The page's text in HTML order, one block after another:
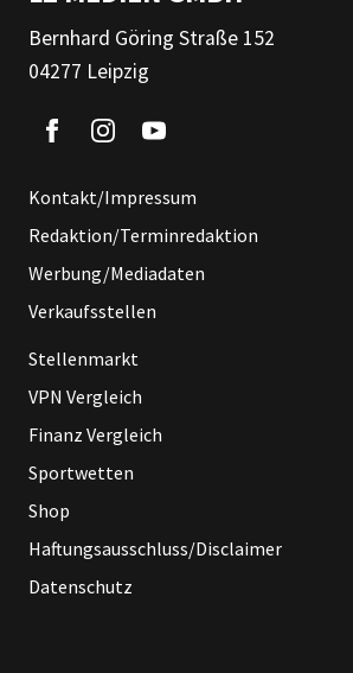
Bernhard Göring Straße 152
04277 Leipzig
Kontakt/Impressum
Redaktion/Terminredaktion
Werbung/Mediadaten
Verkaufsstellen
Stellenmarkt
VPN Vergleich
Finanz Vergleich
Sportwetten
Shop
Haftungsausschluss/Disclaimer
Datenschutz